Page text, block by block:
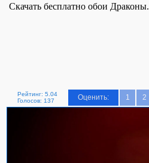
Скачать бесплатно обои Драконы.
Рейтинг: 5.04
Голосов: 137
Оценить: 1 2